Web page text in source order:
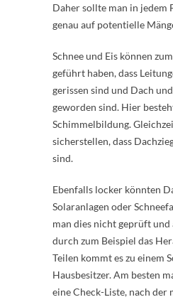
Daher sollte man in jedem
genau auf potentielle
Schnee und Eis können
geführt haben, dass
gerissen sind und Dach
geworden sind. Hier
Schimmelbildung.
sicherstellen, dass
sind.
Ebenfalls locker könnten
Solaranlagen oder
man dies nicht geprüft und
durch zum Beispiel das
Teilen kommt es zu einem
Hausbesitzer. Am besten
eine Check-Liste, nach der